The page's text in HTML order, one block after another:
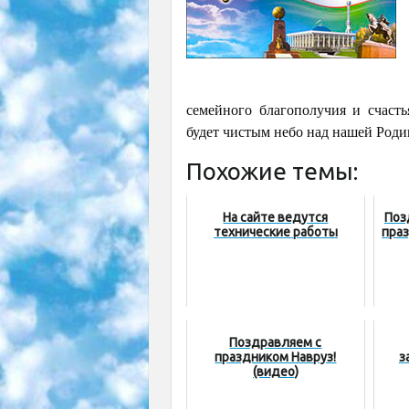
семейного благополучия и
будет чистым небо над нашей
Похожие темы:
На сайте ведутся
технические работы
Поздравляем с
праздником Навруз!
(видео)